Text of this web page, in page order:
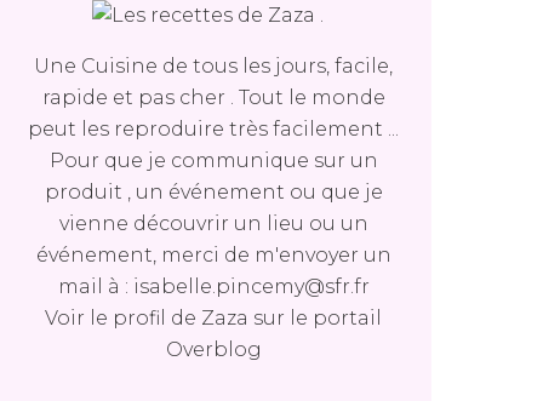
Une Cuisine de tous les jours, facile,
rapide et pas cher . Tout le monde
peut les reproduire très facilement ...
Pour que je communique sur un
produit , un événement ou que je
vienne découvrir un lieu ou un
événement, merci de m'envoyer un
mail à : isabelle.pincemy@sfr.fr
Voir le profil de Zaza sur le portail
Overblog